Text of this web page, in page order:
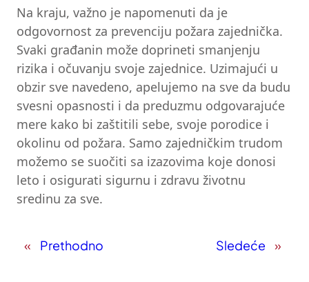
Na kraju, važno je napomenuti da je
odgovornost za prevenciju požara zajednička.
Svaki građanin može doprineti smanjenju
rizika i očuvanju svoje zajednice. Uzimajući u
obzir sve navedeno, apelujemo na sve da budu
svesni opasnosti i da preduzmu odgovarajuće
mere kako bi zaštitili sebe, svoje porodice i
okolinu od požara. Samo zajedničkim trudom
možemo se suočiti sa izazovima koje donosi
leto i osigurati sigurnu i zdravu životnu
sredinu za sve.
« Prethodno Sledeće »